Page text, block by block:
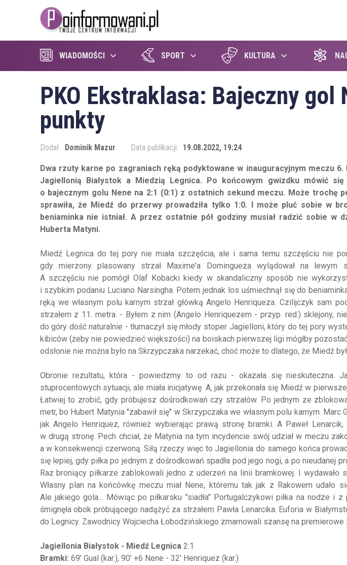
WIADOMOŚCI SPORT KULTURA
PKO Ekstraklasa: Bajeczny gol
punkty
Dodał: Dominik Mazur Data publikacji: 19.08.2022, 19:24
Dwa rzuty karne po zagraniach ręką podyktowane w inauguracyjnym meczu
Jagiellonią Białystok a Miedzią Legnica. Po końcowym gwizdku mówić
o bajecznym golu Nene na 2:1 (0:1) z ostatnich sekund meczu. Może trochę
sprawiła, że Miedź do przerwy prowadziła tylko 1:0. I może pluć sobie w
beniaminka nie istniał. A przez ostatnie pół godziny musiał radzić sobie w
Huberta Matyni.
Miedź Legnica do tej pory nie miała szczęścia, ale i sama temu szczęściu nie
gdy mierzony plasowany strzał Maxime'a Domingueza wylądował na lewym
A szczęściu nie pomógł Olaf Kobacki kiedy w skandaliczny sposób nie
i szybkim podaniu Luciano Narsingha. Potem jednak los uśmiechnął się do
ręką we własnym polu karnym strzał główką Angelo Henriqueza. Czilijczyk sam
strzałem z 11. metra. - Byłem z nim (Angelo Henriquezem - przyp. red.) sklejony,
do góry dość naturalnie - tłumaczył się młody stoper Jagielloni, który do tej pory
kibiców (żeby nie powiedzieć większości) na boiskach pierwszej ligi mógłby
odsłonie nie można było na Skrzypczaka narzekać, choć może to dlatego, że Miedź
Obronie rezultatu, która - powiedzmy to od razu - okazała się nieskuteczna.
stuprocentowych sytuacji, ale miała inicjatywę. A, jak przekonała się Miedź w
Łatwiej to zrobić, gdy próbujesz dośrodkowań czy strzałów. Po jednym ze
metr, bo Hubert Matynia "zabawił się" w Skrzypczaka we własnym polu karnym. Marc
jak Angelo Henriquez, również wybierając prawą stronę bramki. A Paweł
w drugą stronę. Pech chciał, że Matynia na tym incydencie swój udział w meczu
a w konsekwencji czerwoną. Siłą rzeczy więc to Jagiellonia do samego końca
się lepiej, gdy piłka po jednym z dośrodkowań spadła pod jego nogi, a po nieudanej
Raz broniący piłkarze zablokowali jedno z uderzeń na linii bramkowej. I wydawało
Własny plan na końcówkę meczu miał Nene, któremu tak jak z Rakowem udało
Ale jakiego gola... Mówiąc po piłkarsku "siadła" Portugalczykowi piłka na nodze i
śmignęła obok próbującego nadążyć za strzałem Pawła Lenarcika. Euforia w
do Legnicy. Zawodnicy Wojciecha Łobodzińskiego zmarnowali szansę na
Jagiellonia Białystok - Miedź Legnica2:1
Bramki: 69' Gual (kar.), 90' +6 Nene - 32' Henriquez (kar.)